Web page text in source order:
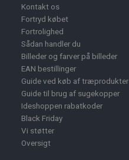
Kontakt os
Fortryd købet
Fortrolighed
Sådan handler du
Billeder og farver på billeder
EAN bestillinger
Guide ved køb af træprodukter
Guide til brug af sugekopper
Ideshoppen rabatkoder
Black Friday
Vi støtter
Oversigt